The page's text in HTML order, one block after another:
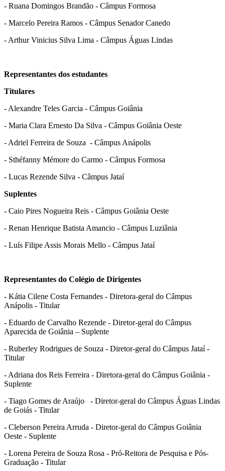
- Ruana Domingos Brandão - Câmpus Formosa
- Marcelo Pereira Ramos - Câmpus Senador Canedo
- Arthur Vinicius Silva Lima - Câmpus Águas Lindas
Representantes dos estudantes
Titulares
- Alexandre Teles Garcia - Câmpus Goiânia
- Maria Clara Ernesto Da Silva - Câmpus Goiânia Oeste
- Adriel Ferreira de Souza - Câmpus Anápolis
- Sthéfanny Mémore do Carmo - Câmpus Formosa
- Lucas Rezende Silva - Câmpus Jataí
Suplentes
- Caio Pires Nogueira Reis - Câmpus Goiânia Oeste
- Renan Henrique Batista Amancio - Câmpus Luziânia
- Luís Filipe Assis Morais Mello - Câmpus Jataí
Representantes do Colégio de Dirigentes
- Kátia Cilene Costa Fernandes - Diretora-geral do Câmpus
Anápolis - Titular
- Eduardo de Carvalho Rezende - Diretor-geral do Câmpus
Aparecida de Goiânia – Suplente
- Ruberley Rodrigues de Souza - Diretor-geral do Câmpus Jataí -
Titular
- Adriana dos Reis Ferreira - Diretora-geral do Câmpus Goiânia -
Suplente
- Tiago Gomes de Araújo - Diretor-geral do Câmpus Águas Lindas
de Goiás - Titular
- Cleberson Pereira Arruda - Diretor-geral do Câmpus Goiânia
Oeste - Suplente
- Lorena Pereira de Souza Rosa - Pró-Reitora de Pesquisa e Pós-
Graduação - Titular